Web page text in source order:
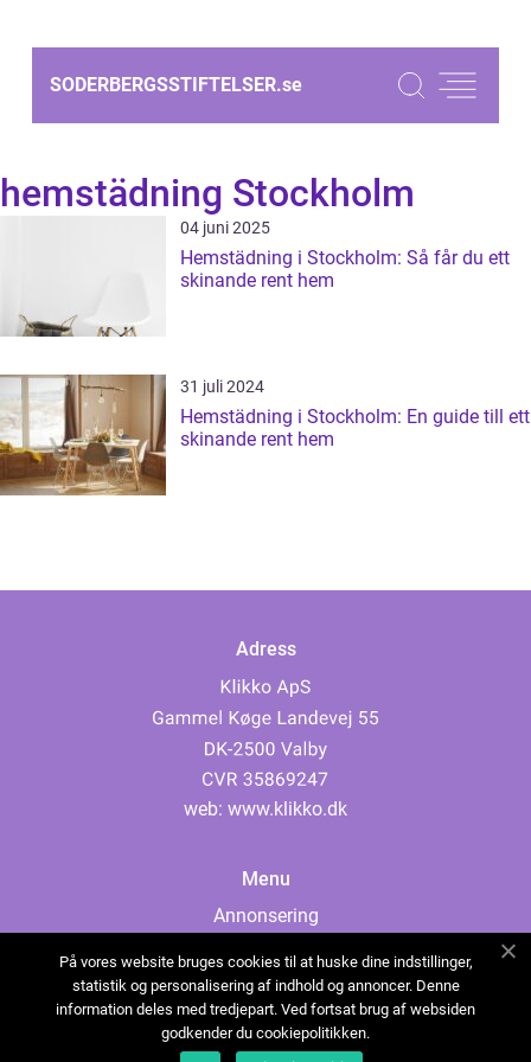
SODERBERGSSTIFTELSER.se
hemstädning Stockholm
04 juni 2025
Hemstädning i Stockholm: Så får du ett
skinande rent hem
31 juli 2024
Hemstädning i Stockholm: En guide till ett
skinande rent hem
Adress
web: www.klikko.dk
Menu
Annonsering
Cookies
Kontakta oss
Sitemap
På vores website bruges cookies til at huske dine indstillinger,
statistik og personalisering af indhold og annoncer. Denne
information deles med tredjepart. Ved fortsat brug af websiden
godkender du cookiepolitikken.